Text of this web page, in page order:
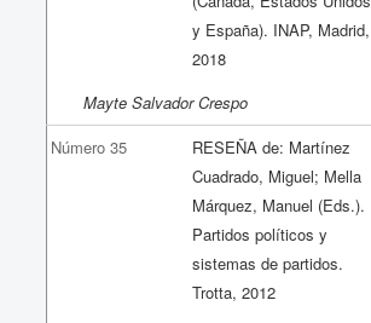
y España). INAP, Madrid,
2018
Mayte Salvador Crespo
Número 35
RESEÑA de: Martínez
Cuadrado, Miguel; Mella
Márquez, Manuel (Eds.).
Partidos políticos y
sistemas de partidos.
Trotta, 2012